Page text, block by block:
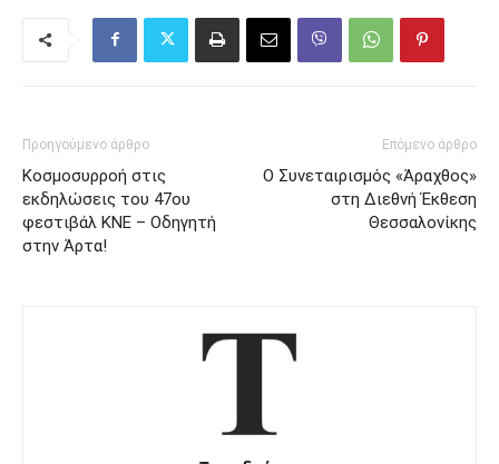
Προηγούμενο άρθρο
Κοσμοσυρροή στις
εκδηλώσεις του 47ου
φεστιβάλ ΚΝΕ – Οδηγητή
στην Άρτα!
Επόμενο άρθρο
Ο Συνεταιρισμός «Άραχθος»
στη Διεθνή Έκθεση
Θεσσαλονίκης